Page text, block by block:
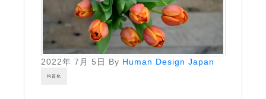
2022年 7月 5日 By Human Design Japan
均質化